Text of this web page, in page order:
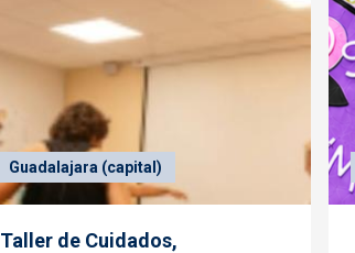
Guadalajara (capital)
Taller de Cuidados,